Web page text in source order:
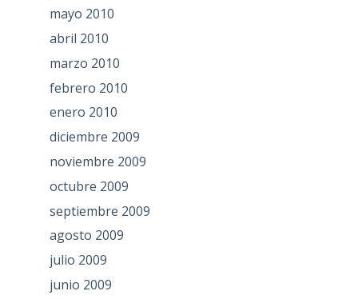
mayo 2010
abril 2010
marzo 2010
febrero 2010
enero 2010
diciembre 2009
noviembre 2009
octubre 2009
septiembre 2009
agosto 2009
julio 2009
junio 2009